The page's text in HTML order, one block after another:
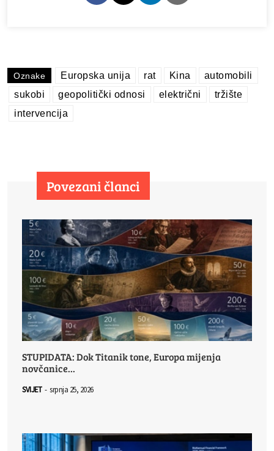
Oznake Europska unija rat Kina
automobili
sukobi
geopolitički odnosi električni
tržište
intervencija
Povezani članci
STUPIDATA: Dok Titanik tone, Europa mijenja
novčanice...
SVIJET - srpnja 25, 2026